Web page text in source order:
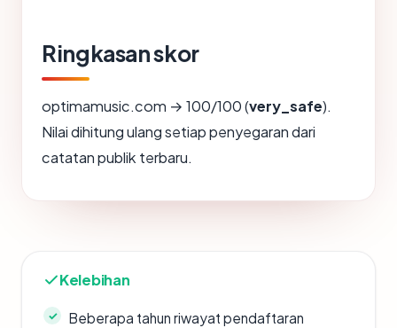
Ringkasan skor
optimamusic.com → 100/100 (very_safe).
Nilai dihitung ulang setiap penyegaran dari
catatan publik terbaru.
Kelebihan
Beberapa tahun riwayat pendaftaran